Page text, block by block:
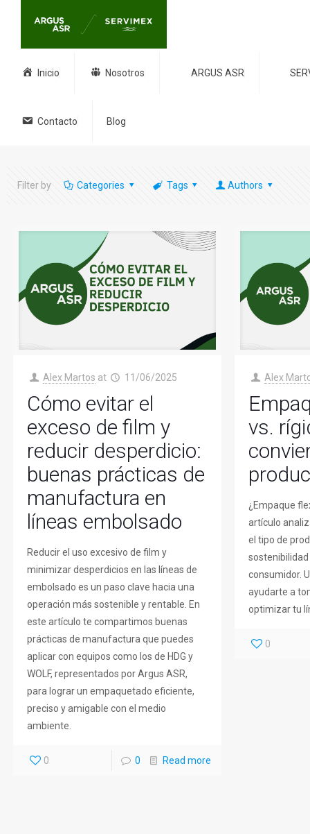
Inicio Nosotros ARGUS ASR
Contacto Blog
Filter by Categories Tags Authors
Alex Martos at 11/06/2025
Cómo evitar el
exceso de film y
reducir desperdicio:
buenas prácticas de
manufactura en
líneas embolsado
Reducir el uso excesivo de film y
minimizar desperdicios en las líneas de
embolsado es un paso clave hacia una
operación más sostenible y rentable. En
este artículo te compartimos buenas
prácticas de manufactura que puedes
aplicar con equipos como los de HDG y
WOLF, representados por Argus ASR,
para lograr un empaquetado eficiente,
preciso y amigable con el medio
ambiente.
0 0 Read more
Alex
vs.
¿Empaque
artículo
el tipo de
consumidor.
ayudarte a
optimizar tu
0